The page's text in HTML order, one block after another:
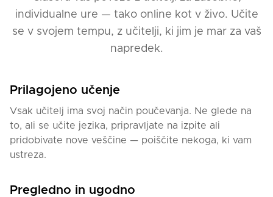
individualne ure — tako online kot v živo. Učite
se v svojem tempu, z učitelji, ki jim je mar za vaš
napredek.
Prilagojeno učenje
Vsak učitelj ima svoj način poučevanja. Ne glede na
to, ali se učite jezika, pripravljate na izpite ali
pridobivate nove veščine — poiščite nekoga, ki vam
ustreza.
Pregledno in ugodno